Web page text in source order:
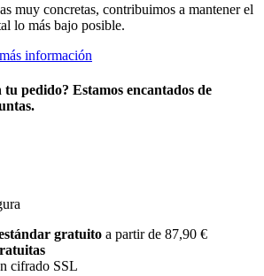
muy concretas, contribuimos a mantener el
lo más bajo posible.
información
tu pedido? Estamos encantados de
gratuito a partir de 87,90 €
cifrado SSL